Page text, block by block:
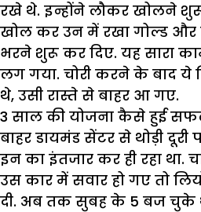
रखे थे. इन्होंने लौकर खोलने
खोल कर उन में रखा गोल्ड और
भरने शुरू कर दिए. यह सारा
लग गया. चोरी करने के बाद ये
थे, उसी रास्ते से बाहर आ गए.
3 साल की योजना कैसे हुई
बाहर डायमंड सेंटर से थोड़ी दूरी
इन का इंतजार कर ही रहा था.
उस कार में सवार हो गए तो
दी. अब तक सुबह के 5 बज चुके